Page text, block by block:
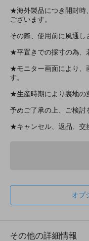
★海外製品につき開封時
ございます。
その際、使用前に風通し
★平置きでの採寸の為、
★モニター画面により、
す。
★生産時期により裏地の
予めご了承の上、ご検討
★キャンセル、返品、交
オプ
その他の詳細情報